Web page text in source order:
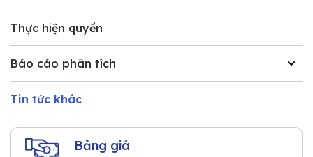
Thực hiện quyền
Báo cáo phân tích
Tin tức khác
Bảng giá